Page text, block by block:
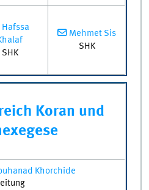
Hafssa
SHK
Mehmet Sis
SHK
Koran und
Khorchide